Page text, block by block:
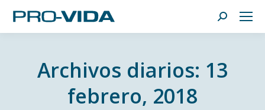
Buscar:
Archivos diarios: 13
febrero, 2018